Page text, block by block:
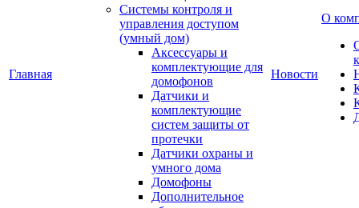
Главная
Системы контроля и
управления доступом
(умный дом)
Аксессуары и
комплектующие для
домофонов
Датчики и
комплектующие
систем защиты от
протечки
Датчики охраны и
умного дома
Домофоны
Дополнительное
Новости
О